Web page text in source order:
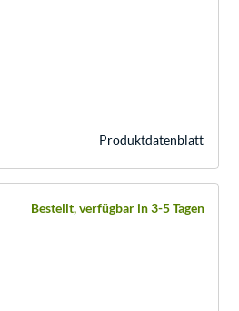
Produkt­datenblatt
Bestellt, verfügbar in 3-5 Tagen